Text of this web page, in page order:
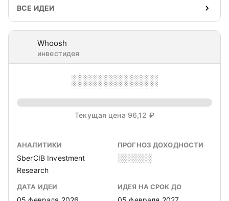
ВСЕ ИДЕИ
Whoosh
инвестидея
░░░░░░░░░░
Текущая цена 96,12 ₽
АНАЛИТИКИ
SberCIB Investment
Research
ПРОГНОЗ ДОХОДНОСТИ
░░░░░░
ДАТА ИДЕИ ИДЕЯ НА СРОК ДО